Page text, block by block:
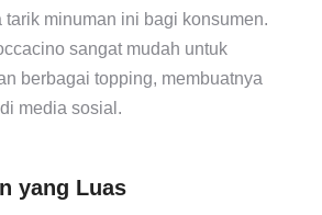
tarik minuman ini bagi konsumen.
sangat mudah untuk
berbagai topping, membuatnya
media sosial.
yang Luas